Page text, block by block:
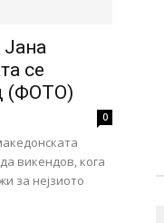
се
(ФОТО)
0
викендов, кога
за нејзиото